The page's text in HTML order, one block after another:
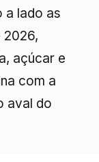
a lado as
2026,
açúcar e
com a
aval do